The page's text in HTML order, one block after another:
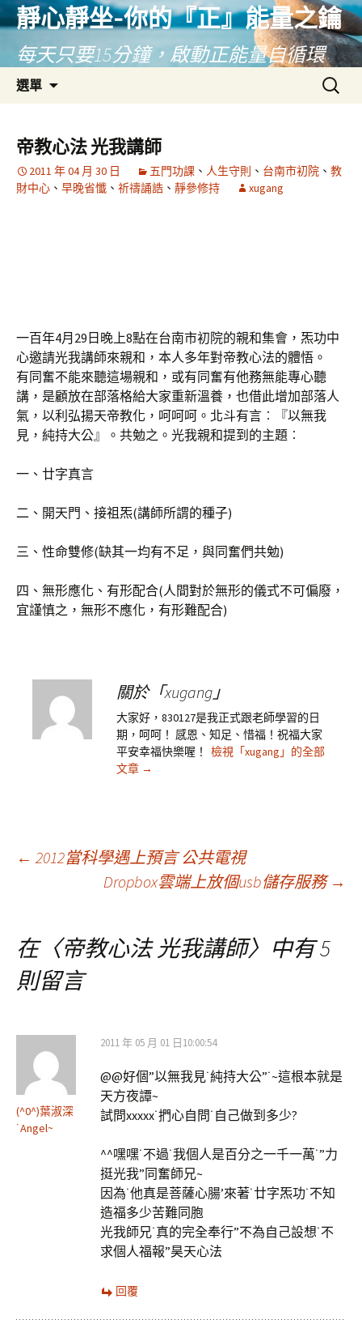
靜心靜坐-你的『正』能量之鑰
每天只要15分鐘，啟動正能量自循環
選單
要
內
容
搜
尋
帝教心法 光我講師
2011 年 04 月 30 日 五門功課 、 人生守則 、 台南市初院 、 教
財中心 、 早晚省懺 、 祈禱誦誥 、 靜參修持 xugang
一百年4月29日晚上8點在台南市初院的親和集會，炁功中
心邀請光我講師來親和，本人多年對帝教心法的體悟。
有同奮不能來聽這場親和，或有同奮有他務無能專心聽
講，是顧放在部落格給大家重新溫養，也借此增加部落人
氣，以利弘揚天帝教化，呵呵呵。北斗有言︰『以無我
見，純持大公』。共勉之。光我親和提到的主題︰
一、廿字真言
二、開天門、接祖炁(講師所謂的種子)
三、性命雙修(缺其一均有不足，與同奮們共勉)
四、無形應化、有形配合(人間對於無形的儀式不可偏廢，
宜謹慎之，無形不應化，有形難配合)
關於「xugang」
大家好，830127是我正式跟老師學習的日
期，呵呵！ 感恩、知足、惜福！祝福大家
平安幸福快樂喔！
檢視「xugang」的全部
文章 →
文
導
← 2012當科學遇上預言 公共電視
Dropbox雲端上放個usb儲存服務 →
在〈帝教心法 光我講師〉中有 5
則留言
(^0^)葉淑深
˙Angel~
2011 年 05 月 01 日10:00:54
@@好個”以無我見˙純持大公”˙~這根本就是
天方夜譚~
試問xxxxx˙捫心自問˙自己做到多少?
^^嘿嘿˙不過˙我個人是百分之一千一萬˙”力
挺光我”同奮師兄~
因為˙他真是菩薩心腸’來著˙廿字炁功˙不知
造福多少苦難同胞
光我師兄˙真的完全奉行”不為自己設想˙不
求個人福報”昊天心法
回覆